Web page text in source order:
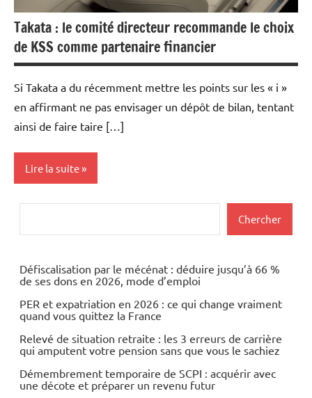
Takata : le comité directeur recommande le choix
de KSS comme partenaire financier
Si Takata a du récemment mettre les points sur les « i »
en affirmant ne pas envisager un dépôt de bilan, tentant
ainsi de faire taire […]
Lire la suite
Automobile
Economie
Chercher
Défiscalisation par le mécénat : déduire jusqu’à 66 %
de ses dons en 2026, mode d’emploi
PER et expatriation en 2026 : ce qui change vraiment
quand vous quittez la France
Relevé de situation retraite : les 3 erreurs de carrière
qui amputent votre pension sans que vous le sachiez
Démembrement temporaire de SCPI : acquérir avec
une décote et préparer un revenu futur